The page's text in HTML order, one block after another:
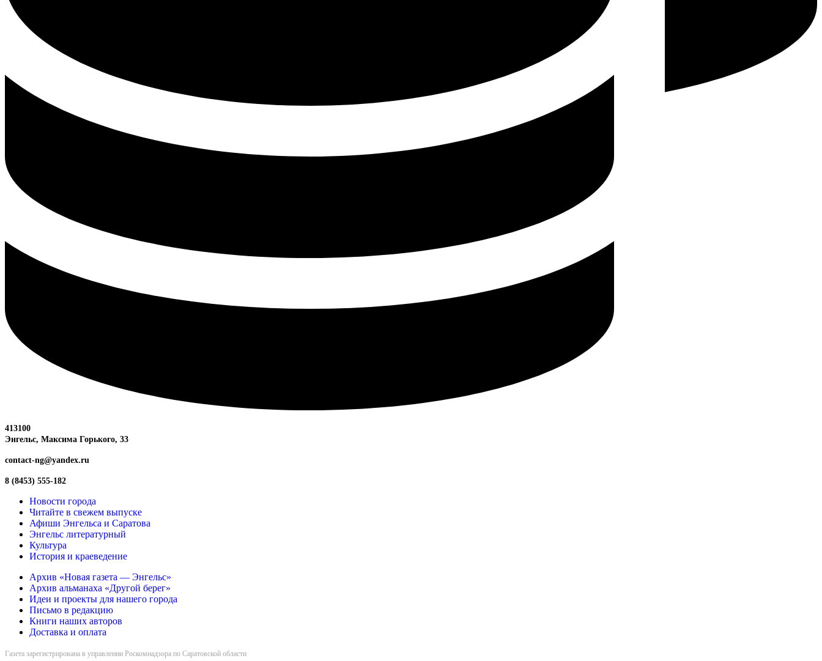
413100
Энгельс, Максима Горького, 33
contact-ng@yandex.ru
8 (8453) 555-182
Новости города
Читайте в свежем выпуске
Афиши Энгельса и Саратова
Энгельс литературный
Культура
История и краеведение
Архив «Новая газета — Энгельс»
Архив альманаха «Другой берег»
Идеи и проекты для нашего города
Письмо в редакцию
Книги наших авторов
Доставка и оплата
Газета зарегистрирована в управлении Роскомнадзора по Саратовской области